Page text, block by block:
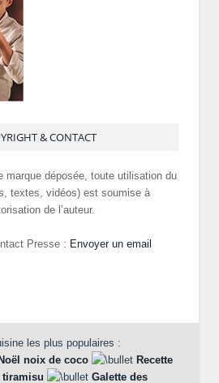
& CONTACT
marque déposée, toute utilisation du
textes, vidéos) est soumise à
de l’auteur.
Presse : Envoyer un email
les plus populaires :
noix de coco
Recette
tiramisu
Galette des